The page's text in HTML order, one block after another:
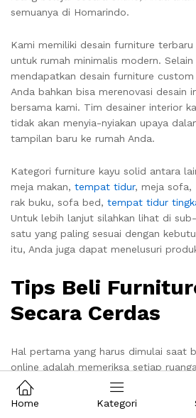
semuanya di Homarindo.
Kami memiliki desain furniture
untuk rumah minimalis modern.
mendapatkan desain furniture
Anda bahkan bisa merenovasi desain
bersama kami. Tim desainer interior
tidak akan menyia-nyiakan upaya
tampilan baru ke rumah Anda.
Kategori furniture kayu solid antara
meja makan, tempat tidur, meja sofa,
rak buku, sofa bed, tempat tidur
Untuk lebih lanjut silahkan lihat di
satu yang paling sesuai dengan
itu, Anda juga dapat menelusuri
Tips Beli
Secara Cerdas
Hal pertama yang harus dimulai saat
online adalah memeriksa setiap
dengan sangat hati-hati. Buat daftar
sebenarnya dibutuhkan semua
Home Kategori